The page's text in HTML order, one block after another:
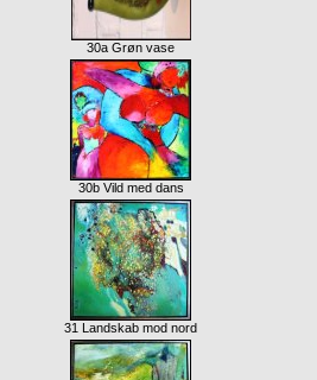
30a Grøn vase
30b Vild med dans
31 Landskab mod nord